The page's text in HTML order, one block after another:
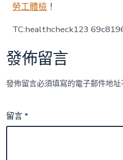
勞工體檢 ！
TC:healthcheck123
發佈留言
發佈留言必須填寫的電子郵件地址
留言*